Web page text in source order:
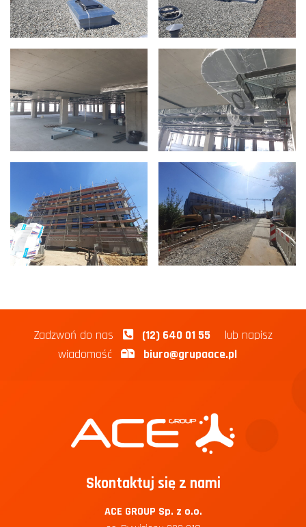
Zadzwoń do nas (12) 640 01 55
lub napisz
wiadomość
biuro@grupaace.pl
Skontaktuj się z nami
ACE GROUP Sp. z o.o.